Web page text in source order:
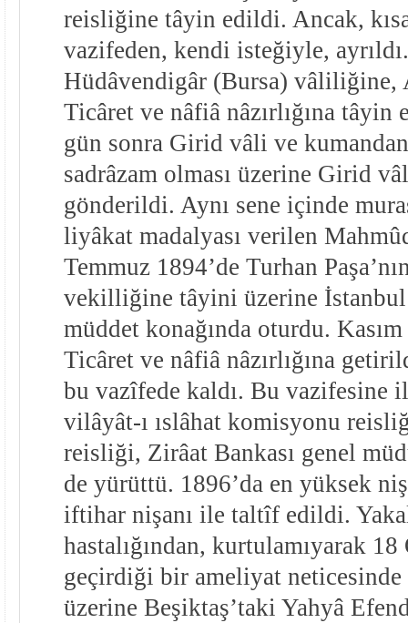
reisliğine tâyin edildi. Ancak,
vazifeden, kendi isteğiyle,
Hüdâvendigâr (Bursa) vâliliğine,
Ticâret ve nâfiâ nâzırlığına
gün sonra Girid vâli ve
sadrâzam olması üzerine Girid
gönderildi. Aynı sene içinde
liyâkat madalyası verilen
Temmuz 1894’de Turhan
vekilliğine tâyini üzerine
müddet konağında oturdu.
Ticâret ve nâfiâ nâzırlığına
bu vazîfede kaldı. Bu vazifesine
vilâyât-ı ıslâhat komisyonu
reisliği, Zirâat Bankası genel
de yürüttü. 1896’da en yüksek
iftihar nişanı ile taltîf edildi.
hastalığından, kurtulamıyarak 18
geçirdiği bir ameliyat
üzerine Beşiktaş’taki Yahyâ